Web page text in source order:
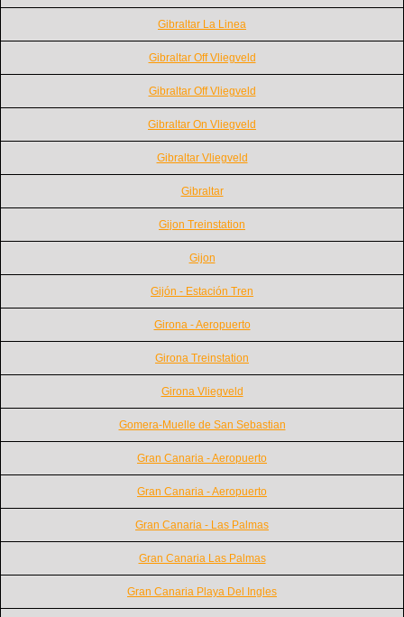
Gibraltar La Linea
Gibraltar Off Vliegveld
Gibraltar Off Vliegveld
Gibraltar On Vliegveld
Gibraltar Vliegveld
Gibraltar
Gijon Treinstation
Gijon
Gijón - Estación Tren
Girona - Aeropuerto
Girona Treinstation
Girona Vliegveld
Gomera-Muelle de San Sebastian
Gran Canaria - Aeropuerto
Gran Canaria - Aeropuerto
Gran Canaria - Las Palmas
Gran Canaria Las Palmas
Gran Canaria Playa Del Ingles